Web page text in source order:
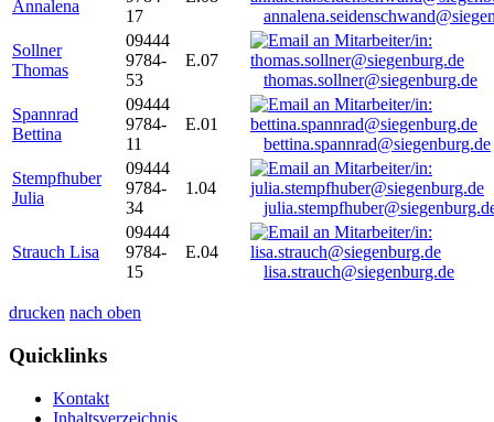
Annalena
17
Sollner
Thomas
09444
9784-
53
E.07
thomas.sollner@siegenburg.de
Spannrad
Bettina
09444
9784-
11
E.01
bettina.spannrad@siegenburg.de
Stempfhuber
Julia
09444
9784-
34
1.04
Strauch Lisa
09444
9784-
15
E.04
lisa.strauch@siegenburg.de
drucken nach oben
Quicklinks
Kontakt
Inhaltsverzeichnis